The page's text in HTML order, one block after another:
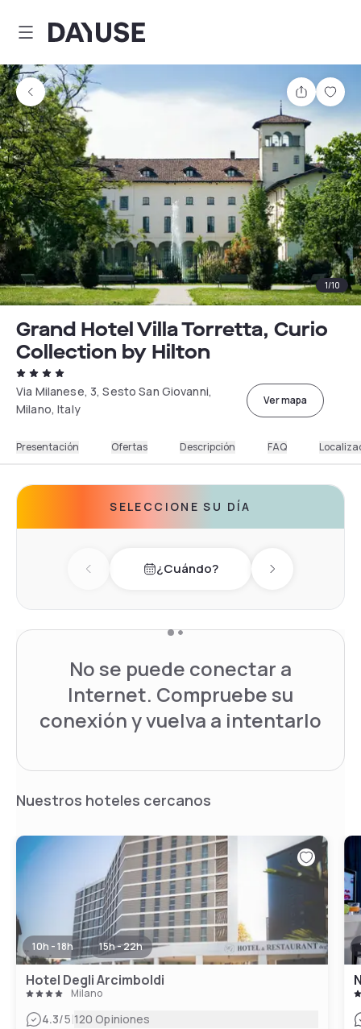
Dayuse
1/10
Grand Hotel Villa Torretta, Curio
Collection by Hilton
Via Milanese, 3, Sesto San Giovanni,
Milano, Italy
Ver mapa
Presentación Ofertas Descripción FAQ
SELECCIONE SU DÍA
Previous day¿Cuándo? Next day
No se puede conectar a
Internet. Compruebe su
conexión y vuelva a intentarlo
Nuestros hoteles cercanos
10h - 18h 15h - 22h
Hotel Degli Arcimboldi
Milano
4.3/5|120 Opiniones